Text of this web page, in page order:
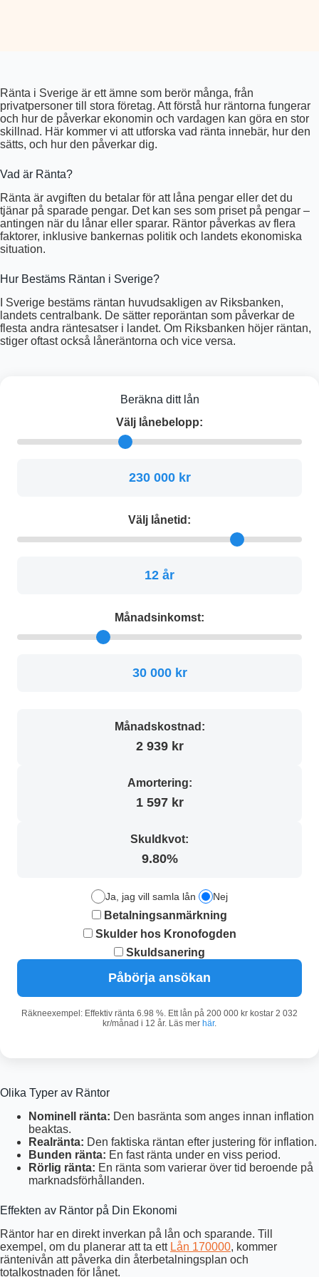
Ränta i Sverige är ett ämne som berör många, från
privatpersoner till stora företag. Att förstå hur räntorna fungerar
och hur de påverkar ekonomin och vardagen kan göra en stor
skillnad. Här kommer vi att utforska vad ränta innebär, hur den
sätts, och hur den påverkar dig.
Vad är Ränta?
Ränta är avgiften du betalar för att låna pengar eller det du
tjänar på sparade pengar. Det kan ses som priset på pengar –
antingen när du lånar eller sparar. Räntor påverkas av flera
faktorer, inklusive bankernas politik och landets ekonomiska
situation.
Hur Bestäms Räntan i Sverige?
I Sverige bestäms räntan huvudsakligen av Riksbanken,
landets centralbank. De sätter reporäntan som påverkar de
flesta andra räntesatser i landet. Om Riksbanken höjer räntan,
stiger oftast också låneräntorna och vice versa.
Beräkna ditt lån
Välj lånebelopp:
230 000 kr
Välj lånetid:
12 år
Månadsinkomst:
30 000 kr
Månadskostnad:
2 939 kr
Amortering:
1 597 kr
Skuldkvot:
9.80%
Ja, jag vill samla lån Nej
Betalningsanmärkning
Skulder hos Kronofogden
Skuldsanering
Påbörja ansökan
Räkneexempel: Effektiv ränta 6.98 %. Ett lån på 200 000 kr kostar 2 032
kr/månad i 12 år. Läs mer här.
Olika Typer av Räntor
Nominell ränta: Den basränta som anges innan inflation
beaktas.
Realränta: Den faktiska räntan efter justering för inflation.
Bunden ränta: En fast ränta under en viss period.
Rörlig ränta: En ränta som varierar över tid beroende på
marknadsförhållanden.
Effekten av Räntor på Din Ekonomi
Räntor har en direkt inverkan på lån och sparande. Till
exempel, om du planerar att ta ett Lån 170000, kommer
räntenivån att påverka din återbetalningsplan och
totalkostnaden för lånet.